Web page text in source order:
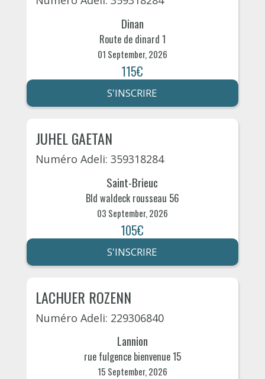
Dinan
Route de dinard 1
01 September, 2026
115€
S'INSCRIRE
JUHEL GAETAN
Numéro Adeli: 359318284
Saint-Brieuc
Bld waldeck rousseau 56
03 September, 2026
105€
S'INSCRIRE
LACHUER ROZENN
Numéro Adeli: 229306840
Lannion
rue fulgence bienvenue 15
15 September, 2026